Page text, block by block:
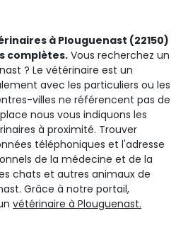
à Plouguenast (22150)
complètes.Vous recherchez un
? Le vétérinaire est un
avec les particuliers ou les
villes ne référencent pas de
nous vous indiquons les
à proximité. Trouver
téléphoniques et l'adresse
de la médecine et de la
chats et autres animaux de
Grâce à notre portail,
vétérinaire à Plouguenast.